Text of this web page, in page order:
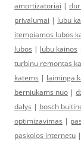
amortizatoriai |
privalumai | lubu
itempiamos lubos
lubos | lubu kainos
turbinu remontas
katems | laiminga
berniukams nuo |
dalys | bosch
optimizavimas |
paskolos internetu |